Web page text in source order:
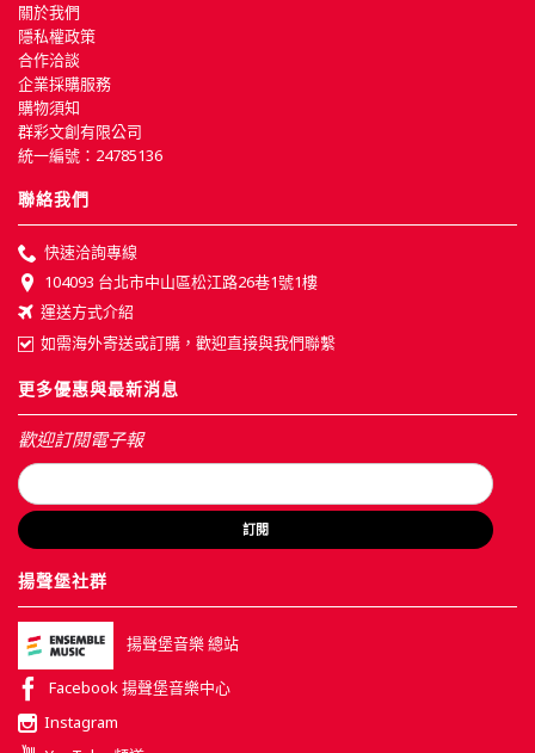
關於我們
隱私權政策
合作洽談
企業採購服務
購物須知
群彩文創有限公司
統一編號：24785136
聯絡我們
快速洽詢專線
104093 台北市中山區松江路26巷1號1樓
運送方式介紹
如需海外寄送或訂購，歡迎直接與我們聯繫
更多優惠與最新消息
歡迎訂閱電子報
訂閱
揚聲堡社群
揚聲堡音樂 總站
Facebook 揚聲堡音樂中心
Instagram